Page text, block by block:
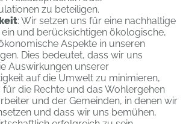
zu beteiligen.
: Wir setzen uns für eine nachhaltige
und berücksichtigen ökologische,
Aspekte in unseren
Dies bedeutet, dass wir uns
Auswirkungen unserer
auf die Umwelt zu minimieren,
für die Rechte und das Wohlergehen
und der Gemeinden, in denen wir
und dass wir uns bemühen,